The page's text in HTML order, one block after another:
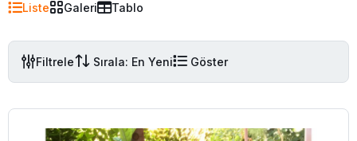
Liste Galeri Tablo
Filtrele Sırala: En Yeni Göster